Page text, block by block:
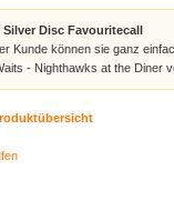
Silver Disc Favouritecall
Kunde können sie ganz
- Nighthawks at the Diner